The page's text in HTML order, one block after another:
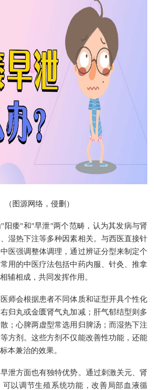
（图源网络，侵删）
阳痿"和"早泄"两个范畴，认为其发病与肾
湿热下注等多种因素相关。与西医直接针
医强调整体调理，通过辨证分型来制定个
用的中医疗法包括中药内服、针灸、推拿
辅相成，共同发挥作用。
师会根据患者不同体质和证型开具个性化
归丸或金匮肾气丸加减；肝气郁结型则多
；心脾两虚型常选用归脾汤；而湿热下注
方剂。这些方剂不仅能改善性功能，还能
本兼治的效果。
泄方面也有独特优势。通过刺激关元、肾
以调节生殖系统功能，改善局部血液循